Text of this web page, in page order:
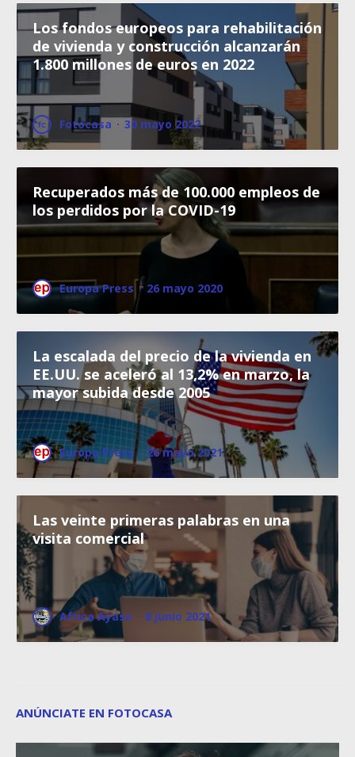
Los fondos europeos para rehabilitación
de vivienda y construcción alcanzarán
1.800 millones de euros en 2022
Fotocasa · 30 mayo 2022
Recuperados más de 100.000 empleos de
los perdidos por la COVID-19
Europa Press · 26 mayo 2020
La escalada del precio de la vivienda en
EE.UU. se aceleró al 13,2% en marzo, la
mayor subida desde 2005
Europa Press · 26 mayo 2021
Las veinte primeras palabras en una
visita comercial
Africa Ayaso · 8 junio 2021
ANÚNCIATE EN FOTOCASA